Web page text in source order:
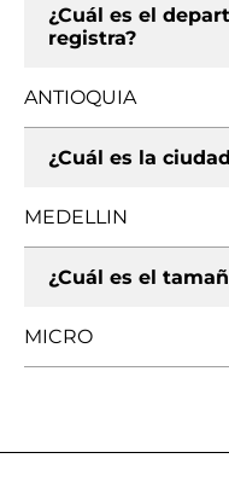
¿Cuál es el
registra?
ANTIOQUIA
¿Cuál es la
MEDELLIN
¿Cuál es el
MICRO